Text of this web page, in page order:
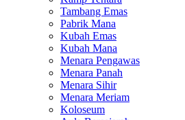
Tambang Emas
Pabrik Mana
Kubah Emas
Kubah Mana
Menara Pengawas
Menara Panah
Menara Sihir
Menara Meriam
Koloseum